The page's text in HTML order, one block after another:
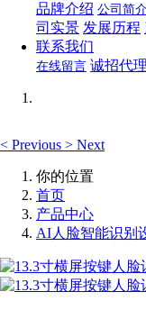
品牌介绍 公司简
司实景 发展历程
联系我们
在线留言 诚招代理
< Previous > Next
你的位置
首页
产品中心
AI人脸智能识别